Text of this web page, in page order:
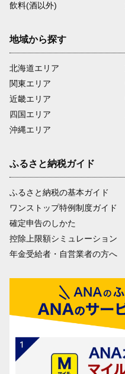
飲料(酒以外)
地域から探す
北海道エリア
関東エリア
近畿エリア
四国エリア
沖縄エリア
ふるさと納税ガイド
ふるさと納税の基本ガイド
ワンストップ特例制度ガイド
確定申告のしかた
控除上限額シミュレーション
年金受給者・自営業者の方へ